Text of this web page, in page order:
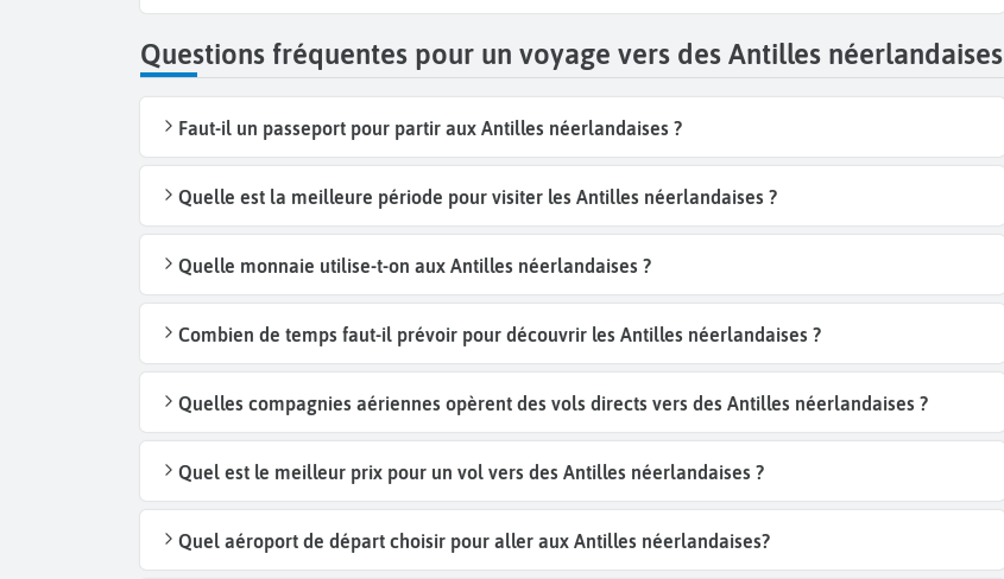
Terminez votre circuit par la partieSud de l’île de Saint-Martindont la capitale estPhilipsburg.
Questions fréquentes pour un voyage vers des Antilles néerlandaises
Faut-il un passeport pour partir aux Antilles néerlandaises ?
Quelle est la meilleure période pour visiter les Antilles néerlandaises ?
Quelle monnaie utilise-t-on aux Antilles néerlandaises ?
Combien de temps faut-il prévoir pour découvrir les Antilles néerlandaises ?
Quelles compagnies aériennes opèrent des vols directs vers des Antilles néerlandaises ?
Quel est le meilleur prix pour un vol vers des Antilles néerlandaises ?
Quel aéroport de départ choisir pour aller aux Antilles néerlandaises?